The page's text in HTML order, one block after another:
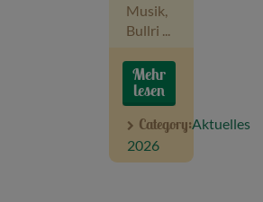
Musik,
Bullri ...
Mehr
lesen
Category:Aktuelles
2026